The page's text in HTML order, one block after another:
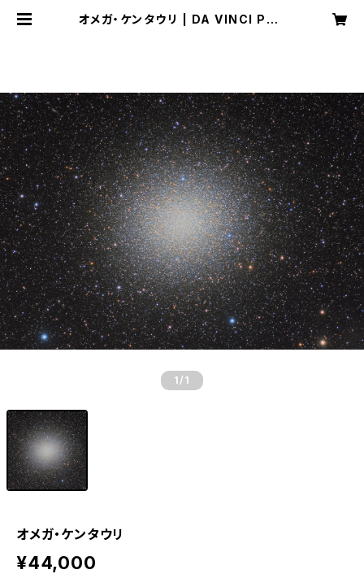
オメガ・ケンタウリ | DA VINCI PRO
1 /1
オメガ・ケンタウリ
¥44,000